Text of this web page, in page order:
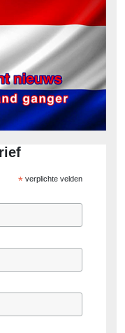
*verplichte velden